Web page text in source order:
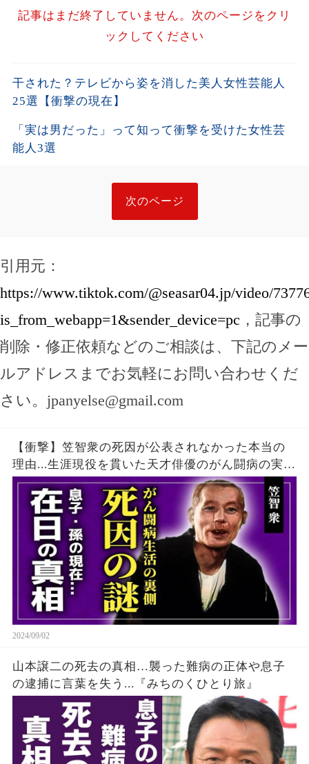
記事はまだ終了していません。次のページをクリ
ックしてください
干された？テレビから姿を消した美人女性芸能人
25選【衝撃の現在】
「実は男だった」って知って衝撃を受けた女性芸
能人3選
次のページ
引用元：
https://www.tiktok.com/@seasar04.jp/video/
is_from_webapp=1&sender_device=pc ，記事の
削除・修正依頼などのご相談は、下記のメー
ルアドレスまでお気軽にお問い合わせくだ
さい。 jpanyelse@gmail.com
【衝撃】笠智衆の死因が公表されなかった本当の
理由...生涯現役を貫いた天才俳優のがん闘病の実
態...「父ありき」で知られる名俳優が在日韓国人と
言われる真相...息子・孫の現在に驚きを隠せな
い！！
2024/09/02
山本譲二の死去の真相…襲った難病の正体や息子
の逮捕に言葉を失う...『みちのくひとり旅』